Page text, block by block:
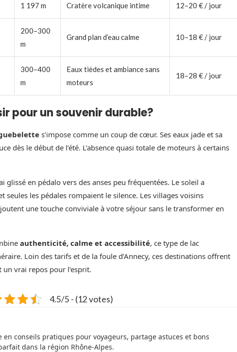
1 197 m Cratère volcanique intime 12–20 € / jour
200–300
m
Grand plan d’eau calme 10–18 € / jour
300–400
m
Eaux tièdes et ambiance sans
moteurs
18–28 € / jour
pour un souvenir durable?
s’impose comme un coup de cœur. Ses eaux jade et sa
dès le début de l’été. L’absence quasi totale de moteurs à certains
glissé en pédalo vers des anses peu fréquentées. Le soleil a
les pédales rompaient le silence. Les villages voisins
une touche conviviale à votre séjour sans le transformer en
authenticité, calme et accessibilité, ce type de lac
Loin des tarifs et de la foule d’Annecy, ces destinations offrent
vrai repos pour l’esprit.
4.5/5 - (12 votes)
en conseils pratiques pour voyageurs, partage astuces et bons
dans la région Rhône-Alpes.